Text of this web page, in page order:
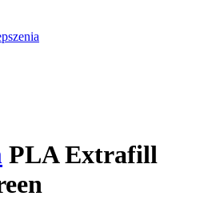
PLA Extrafill